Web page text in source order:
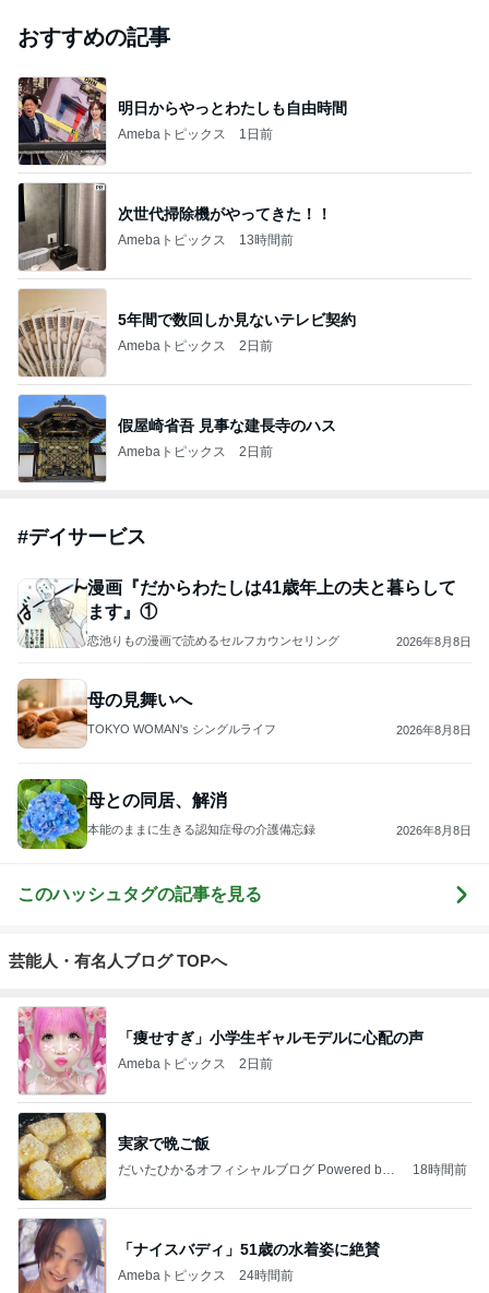
おすすめの記事
明日からやっとわたしも自由時間
Amebaトピックス 1日前
次世代掃除機がやってきた！！
Amebaトピックス 13時間前
5年間で数回しか見ないテレビ契約
Amebaトピックス 2日前
假屋崎省吾 見事な建長寺のハス
Amebaトピックス 2日前
#デイサービス
漫画『だからわたしは41歳年上の夫と暮らして
ます』①
恋池りもの漫画で読めるセルフカウンセリング 2026年8月8日
母の見舞いへ
TOKYO WOMAN's シングルライフ 2026年8月8日
母との同居、解消
本能のままに生きる認知症母の介護備忘録 2026年8月8日
このハッシュタグの記事を見る
芸能人・有名人ブログ TOPへ
「痩せすぎ」小学生ギャルモデルに心配の声
Amebaトピックス 2日前
実家で晩ご飯
だいたひかるオフィシャルブログ Powered by
18時間前
「ナイスバディ」51歳の水着姿に絶賛
Amebaトピックス 24時間前